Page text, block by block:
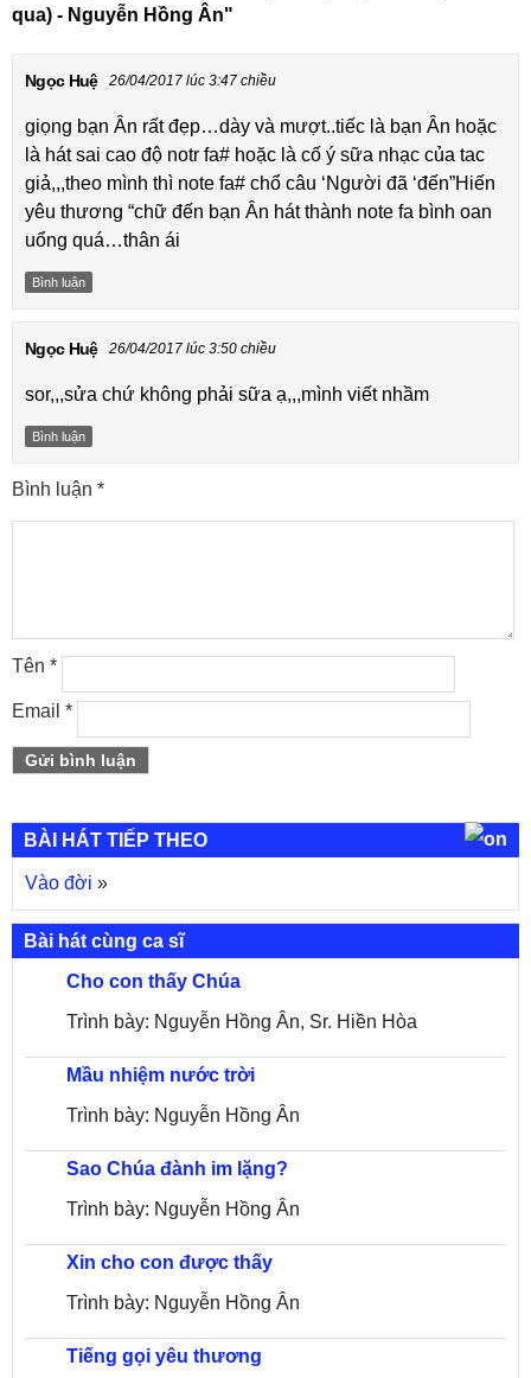
qua) - Nguyễn Hồng Ân"
Ngọc Huệ 26/04/2017 lúc 3:47 chiều
giọng bạn Ân rất đẹp…dày và mượt..tiếc là bạn Ân hoặc
là hát sai cao độ notr fa# hoặc là cố ý sữa nhạc của tac
giả,,,theo mình thì note fa# chổ câu ‘Người đã ‘đến”Hiến
yêu thương “chữ đến bạn Ân hát thành note fa bình oan
uổng quá…thân ái
Bình luận
Ngọc Huệ 26/04/2017 lúc 3:50 chiều
sor,,,sửa chứ không phải sữa ạ,,,mình viết nhầm
Bình luận
Bình luận *
Tên *
Email *
BÀI HÁT TIẾP THEO
Vào đời »
Bài hát cùng ca sĩ
Cho con thấy Chúa
Trình bày: Nguyễn Hồng Ân, Sr. Hiền Hòa
Mầu nhiệm nước trời
Trình bày: Nguyễn Hồng Ân
Sao Chúa đành im lặng?
Trình bày: Nguyễn Hồng Ân
Xin cho con được thấy
Trình bày: Nguyễn Hồng Ân
Tiếng gọi yêu thương